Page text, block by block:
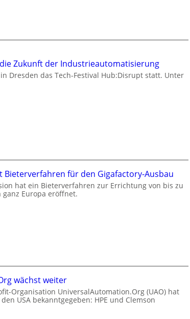
Zukunft der Industrieautomatisierung
Dresden das Tech-Festival Hub:Disrupt statt. Unter
Bieterverfahren für den Gigafactory-Ausbau
hat ein Bieterverfahren zur Errichtung von bis zu
Europa eröffnet.
wächst weiter
Organisation UniversalAutomation.Org (UAO) hat
USA bekanntgegeben: HPE und Clemson